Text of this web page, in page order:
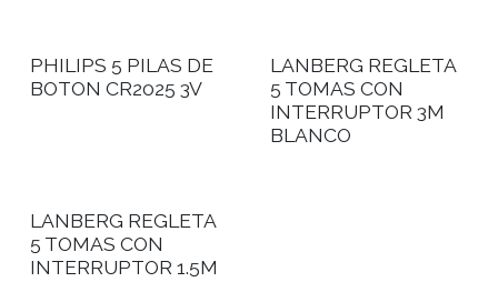
PHILIPS 5 PILAS DE
BOTON CR2025 3V
LANBERG REGLETA
5 TOMAS CON
INTERRUPTOR 3M
BLANCO
LANBERG REGLETA
5 TOMAS CON
INTERRUPTOR 1.5M